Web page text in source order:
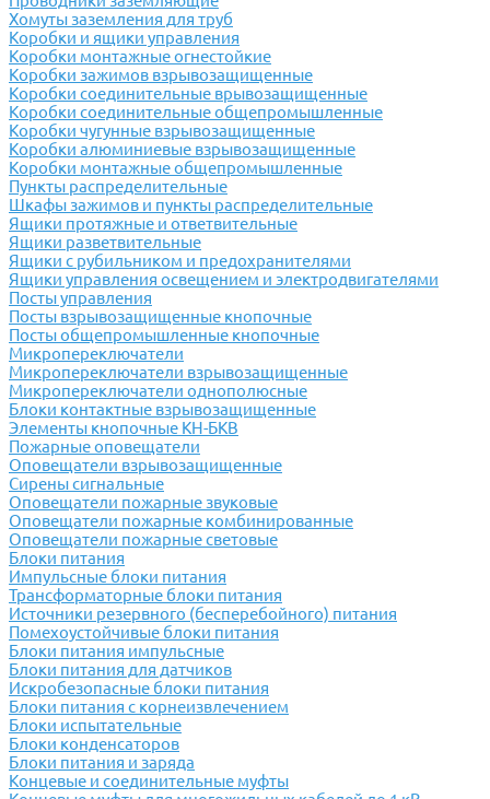
Хомуты заземления для труб
Коробки и ящики управления
Коробки монтажные огнестойкие
Коробки зажимов взрывозащищенные
Коробки соединительные врывозащищенные
Коробки соединительные общепромышленные
Коробки чугунные взрывозащищенные
Коробки алюминиевые взрывозащищенные
Коробки монтажные общепромышленные
Пункты распределительные
Шкафы зажимов и пункты распределительные
Ящики протяжные и ответвительные
Ящики разветвительные
Ящики с рубильником и предохранителями
Ящики управления освещением и электродвигателями
Посты управления
Посты взрывозащищенные кнопочные
Посты общепромышленные кнопочные
Микропереключатели
Микропереключатели взрывозащищенные
Микропереключатели однополюсные
Блоки контактные взрывозащищенные
Элементы кнопочные КН-БКВ
Пожарные оповещатели
Оповещатели взрывозащищенные
Сирены сигнальные
Оповещатели пожарные звуковые
Оповещатели пожарные комбинированные
Оповещатели пожарные световые
Блоки питания
Импульсные блоки питания
Трансформаторные блоки питания
Источники резервного (бесперебойного) питания
Помехоустойчивые блоки питания
Блоки питания импульсные
Блоки питания для датчиков
Искробезопасные блоки питания
Блоки питания с корнеизвлечением
Блоки испытательные
Блоки конденсаторов
Блоки питания и заряда
Концевые и соединительные муфты